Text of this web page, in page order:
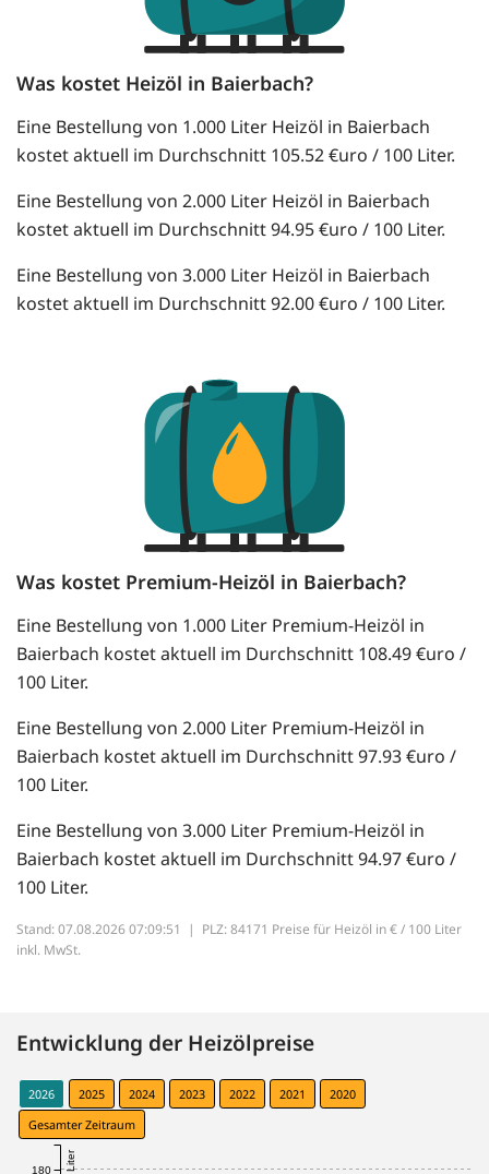
Was kostet Heizöl in Baierbach?
Eine Bestellung von 1.000 Liter Heizöl in Baierbach
kostet aktuell im Durchschnitt 105.52 €uro / 100 Liter.
Eine Bestellung von 2.000 Liter Heizöl in Baierbach
kostet aktuell im Durchschnitt 94.95 €uro / 100 Liter.
Eine Bestellung von 3.000 Liter Heizöl in Baierbach
kostet aktuell im Durchschnitt 92.00 €uro / 100 Liter.
Was kostet Premium-Heizöl in Baierbach?
Eine Bestellung von 1.000 Liter Premium-Heizöl in
Baierbach kostet aktuell im Durchschnitt 108.49 €uro /
100 Liter.
Eine Bestellung von 2.000 Liter Premium-Heizöl in
Baierbach kostet aktuell im Durchschnitt 97.93 €uro /
100 Liter.
Eine Bestellung von 3.000 Liter Premium-Heizöl in
Baierbach kostet aktuell im Durchschnitt 94.97 €uro /
100 Liter.
Stand: 07.08.2026 07:09:51 | PLZ: 84171 Preise für Heizöl in € / 100 Liter
inkl. MwSt.
Entwicklung der Heizölpreise
2026 2025 2024 2023 2022 2021
2020
Gesamter Zeitraum
180